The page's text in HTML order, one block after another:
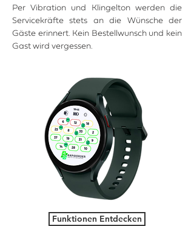
Per Vibration und Klingelton werden die
Servicekräfte stets an die Wünsche der
Gäste erinnert. Kein Bestellwunsch und kein
Gast wird vergessen.
Funktionen Entdecken